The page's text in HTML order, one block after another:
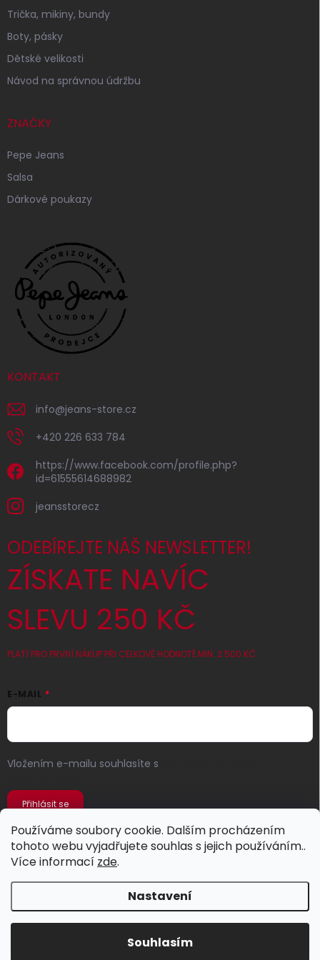
Používáme soubory cookie. Dalším procházením
tohoto webu vyjadřujete souhlas s jejich používáním..
Více informací zde.
Nastavení
Souhlasím
Trička, mikiny, bundy
Boty, pásky
Dětské velikosti
Návod na správnou údržbu
ZNAČKY
Pepe Jeans
Salsa
Dárkové poukazy
KONTAKT
info@jeans-store.cz
+420 226 633 784
https://www.facebook.com/profile.php?
id=61555614688982
jeansstorecz
ODEBÍREJTE NÁŠ NEWSLETTER!
ZÍSKATE NAVÍC
SLEVU 250 KČ
PLATÍ PRO PRVNÍ NÁKUP PŘI CELKOVÉ HODNOTĚ MIN. 2 500 KČ
E-MAIL
Vložením e-mailu souhlasíte s
Přihlásit se
Jeans Store. Všechna práva vyhrazena.